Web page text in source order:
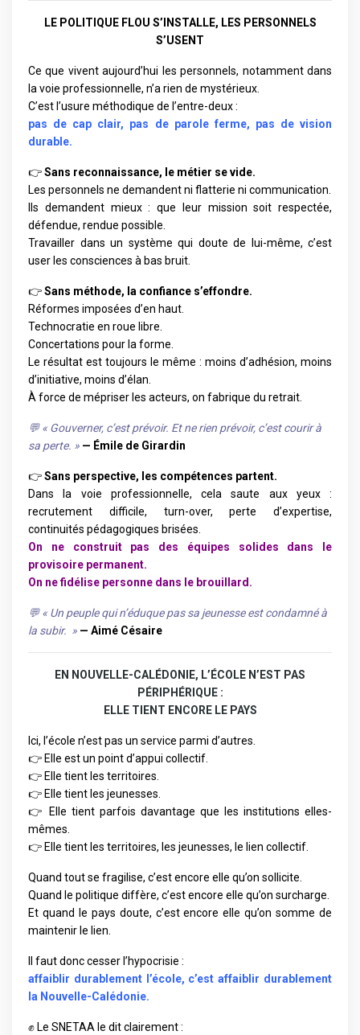
LE POLITIQUE FLOU S’INSTALLE, LES PERSONNELS
S’USENT
Ce que vivent aujourd’hui les personnels, notamment dans
la voie professionnelle, n’a rien de mystérieux.
C’est l’usure méthodique de l’entre-deux :
pas de cap clair, pas de parole ferme, pas de vision
durable.
👉Sans reconnaissance, le métier se vide.
Les personnels ne demandent ni flatterie ni communication.
Ils demandent mieux : que leur mission soit respectée,
défendue, rendue possible.
Travailler dans un système qui doute de lui-même, c’est
user les consciences à bas bruit.
👉Sans méthode, la confiance s’effondre.
Réformes imposées d’en haut.
Technocratie en roue libre.
Concertations pour la forme.
Le résultat est toujours le même : moins d’adhésion, moins
d’initiative, moins d’élan.
À force de mépriser les acteurs, on fabrique du retrait.
💬 « Gouverner, c’est prévoir. Et ne rien prévoir, c’est courir à
sa perte. » — Émile de Girardin
👉Sans perspective, les compétences partent.
Dans la voie professionnelle, cela saute aux yeux :
recrutement difficile, turn-over, perte d’expertise,
continuités pédagogiques brisées.
On ne construit pas des équipes solides dans le
provisoire permanent.
On ne fidélise personne dans le brouillard.
💬 « Un peuple qui n’éduque pas sa jeunesse est condamné à
la subir. » — Aimé Césaire
EN NOUVELLE-CALÉDONIE, L’ÉCOLE N’EST PAS
PÉRIPHÉRIQUE :
ELLE TIENT ENCORE LE PAYS
Ici, l’école n’est pas un service parmi d’autres.
👉 Elle est un point d’appui collectif.
👉 Elle tient les territoires.
👉 Elle tient les jeunesses.
👉 Elle tient parfois davantage que les institutions elles-
mêmes.
👉 Elle tient les territoires, les jeunesses, le lien collectif.
Quand tout se fragilise, c’est encore elle qu’on sollicite.
Quand le politique diffère, c’est encore elle qu’on surcharge.
Et quand le pays doute, c’est encore elle qu’on somme de
maintenir le lien.
Il faut donc cesser l’hypocrisie :
affaiblir durablement l’école, c’est affaiblir durablement
la Nouvelle-Calédonie.
✊ Le SNETAA le dit clairement :